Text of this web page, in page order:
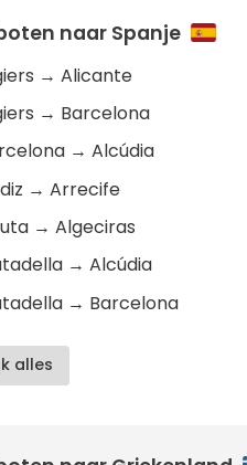
naar Spanje
→ Alicante
→ Barcelona
→ Alcúdia
→ Arrecife
→ Algeciras
→ Alcúdia
→ Barcelona
alles